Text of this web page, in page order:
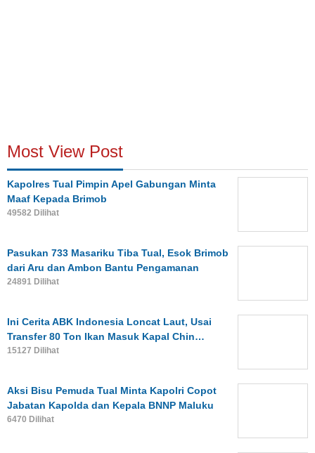
Most View Post
Kapolres Tual Pimpin Apel Gabungan Minta
Maaf Kepada Brimob
49582 Dilihat
Pasukan 733 Masariku Tiba Tual, Esok Brimob
dari Aru dan Ambon Bantu Pengamanan
24891 Dilihat
Ini Cerita ABK Indonesia Loncat Laut, Usai
Transfer 80 Ton Ikan Masuk Kapal Chin…
15127 Dilihat
Aksi Bisu Pemuda Tual Minta Kapolri Copot
Jabatan Kapolda dan Kepala BNNP Maluku
6470 Dilihat